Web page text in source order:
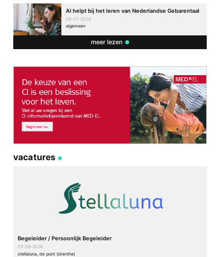
AI helpt bij het leren van Nederlandse Gebarentaal
08-07-2026
algemeen
meer lezen
vacatures
Begeleider / Persoonlijk Begeleider
05-08-2026
stellaluna, de punt (drenthe)